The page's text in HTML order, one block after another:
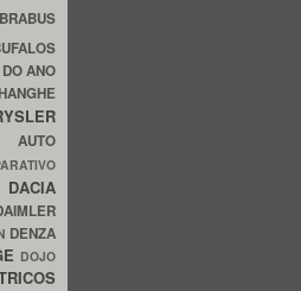
BRABUS
ANO
AUTO
DACIA
DENZA
DOJO